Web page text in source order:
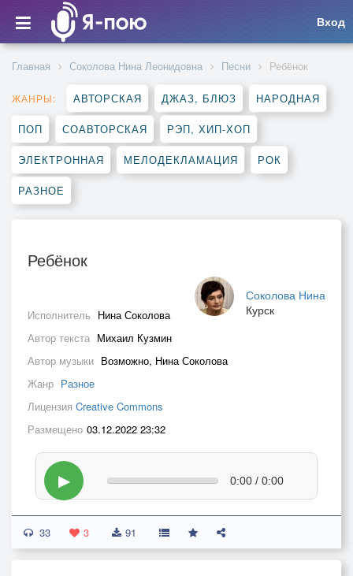
Вход
Главная Соколова Нина Леонидовна Песни Ребёнок
ЖАНРЫ: АВТОРСКАЯ ДЖАЗ, БЛЮЗ НАРОДНАЯ
ПОП СОАВТОРСКАЯ РЭП, ХИП-ХОП
ЭЛЕКТРОННАЯ МЕЛОДЕКЛАМАЦИЯ РОК
РАЗНОЕ
Ребёнок
Соколова Нина
Курск
Исполнитель Нина Соколова
Автор текста Михаил Кузмин
Автор музыки Возможно, Нина Соколова
Жанр Разное
Лицензия Creative Commons
Размещено 03.12.2022 23:32
▶ 0:00 / 0:00
33 3 91